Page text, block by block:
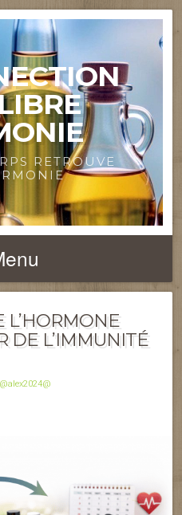
RETROUVE
L’HORMONE
DE L’IMMUNITÉ